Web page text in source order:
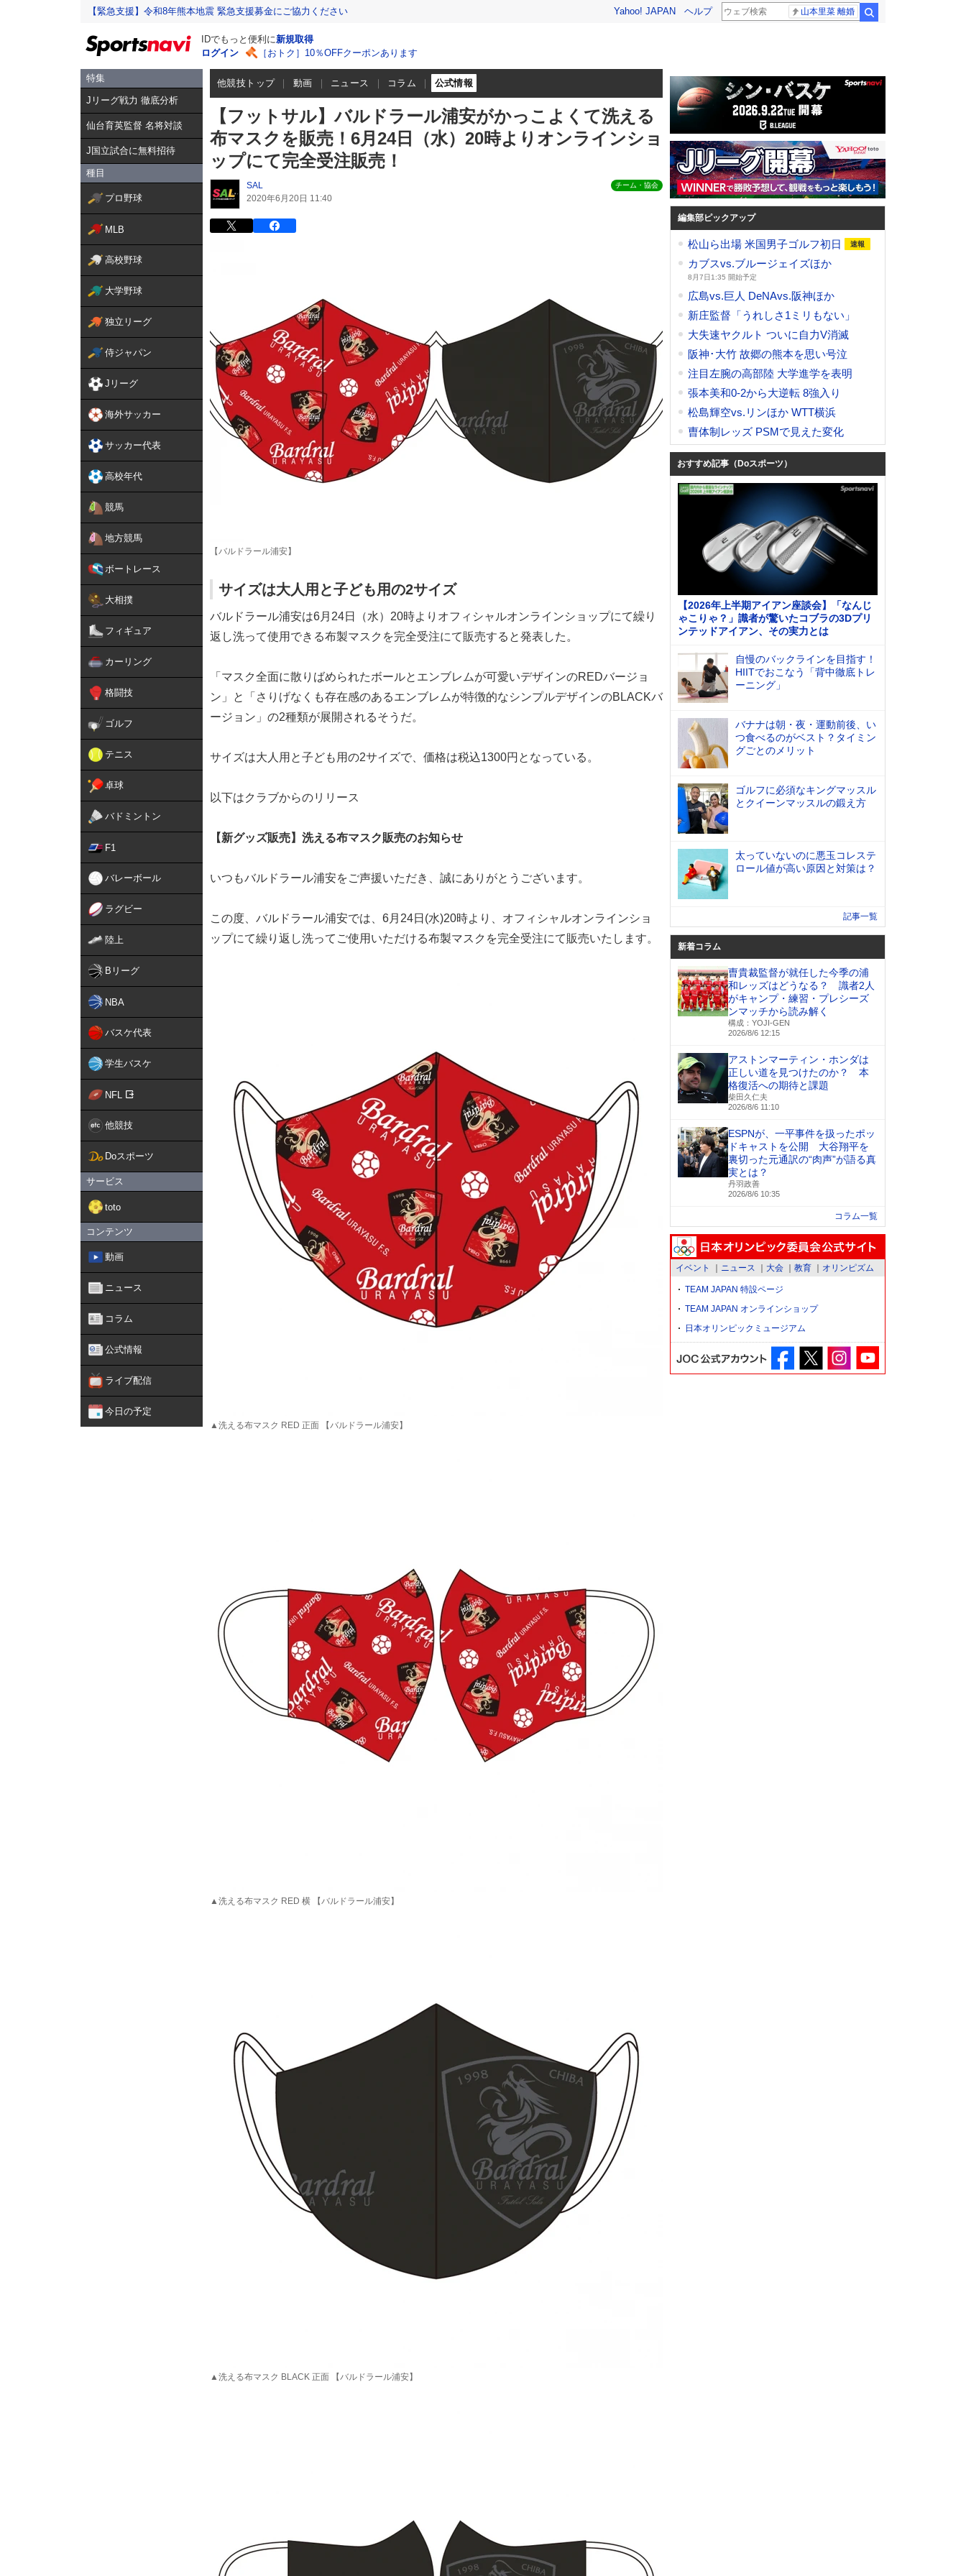
【緊急支援】令和8年熊本地震 緊急支援募金にご協力ください Yahoo! JAPAN ヘルプ 山本里菜 離婚
IDでもっと便利に新規取得
ログイン
［おトク］10％OFFクーポンあります
特集
Jリーグ戦力 徹底分析
仙台育英監督 名将対談
J国立試合に無料招待
種目
プロ野球
MLB
高校野球
大学野球
独立リーグ
侍ジャパン
Jリーグ
海外サッカー
サッカー代表
高校年代
競馬
地方競馬
ボートレース
大相撲
フィギュア
カーリング
格闘技
ゴルフ
テニス
卓球
バドミントン
F1
バレーボール
ラグビー
陸上
Bリーグ
NBA
バスケ代表
学生バスケ
NFL
他競技
Doスポーツ
サービス
toto
コンテンツ
動画
ニュース
コラム
公式情報
ライブ配信
今日の予定
他競技トップ 動画 ニュース コラム 公式情報
【フットサル】バルドラール浦安がかっこよくて洗える
布マスクを販売！6月24日（水）20時よりオンラインショ
ップにて完全受注販売！
SAL
2020年6月20日 11:40
チーム・協会
【バルドラール浦安】
サイズは大人用と子ども用の2サイズ
バルドラール浦安は6月24日（水）20時よりオフィシャルオンラインショップにて繰り
返し洗って使用できる布製マスクを完全受注にて販売すると発表した。
「マスク全面に散りばめられたボールとエンブレムが可愛いデザインのREDバージョ
ン」と「さりげなくも存在感のあるエンブレムが特徴的なシンプルデザインのBLACKバ
ージョン」の2種類が展開されるそうだ。
サイズは大人用と子ども用の2サイズで、価格は税込1300円となっている。
以下はクラブからのリリース
【新グッズ販売】洗える布マスク販売のお知らせ
いつもバルドラール浦安をご声援いただき、誠にありがとうございます。
この度、バルドラール浦安では、6月24日(水)20時より、オフィシャルオンラインショ
ップにて繰り返し洗ってご使用いただける布製マスクを完全受注にて販売いたします。
▲洗える布マスク RED 正面 【バルドラール浦安】
▲洗える布マスク RED 横 【バルドラール浦安】
▲洗える布マスク BLACK 正面 【バルドラール浦安】
編集部ピックアップ
松山ら出場 米国男子ゴルフ初日
カブスvs.ブルージェイズほか
8月7日1:35 開始予定
広島vs.巨人 DeNAvs.阪神ほか
新庄監督「うれしさ1ミリもない」
大失速ヤクルト ついに自力V消滅
阪神･大竹 故郷の熊本を思い号泣
注目左腕の高部陸 大学進学を表明
張本美和0-2から大逆転 8強入り
松島輝空vs.リンほか WTT横浜
曺体制レッズ PSMで見えた変化
おすすめ記事（Doスポーツ）
【2026年上半期アイアン座談会】「なんじ
ゃこりゃ？」識者が驚いたコブラの3Dプリ
ンテッドアイアン、その実力とは
自慢のバックラインを目指す！
HIITでおこなう「背中徹底トレ
ーニング」
バナナは朝・夜・運動前後、い
つ食べるのがベスト？タイミン
グごとのメリット
ゴルフに必須なキングマッスル
とクイーンマッスルの鍛え方
太っていないのに悪玉コレステ
ロール値が高い原因と対策は？
記事一覧
新着コラム
曺貴裁監督が就任した今季の浦
和レッズはどうなる？ 識者2人
がキャンプ・練習・プレシーズ
ンマッチから読み解く
構成：YOJI-GEN
2026/8/6 12:15
アストンマーティン・ホンダは
正しい道を見つけたのか？ 本
格復活への期待と課題
柴田久仁夫
2026/8/6 11:10
ESPNが、一平事件を扱ったポッ
ドキャストを公開 大谷翔平を
裏切った元通訳の“肉声”が語る真
実とは？
丹羽政善
2026/8/6 10:35
コラム一覧
イベント ニュース 大会 教育 オリンピズム
TEAM JAPAN 特設ページ
TEAM JAPAN オンラインショップ
日本オリンピックミュージアム